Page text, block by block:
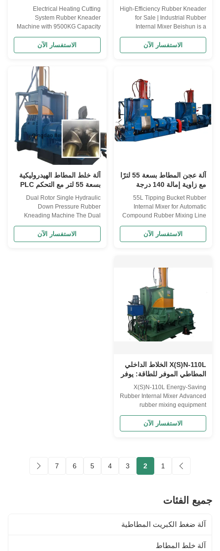
وحجم تجويف 35 لتر
High-Efficiency Rubber Kneader
for Sale | Industrial Rubber
Internal Mixer Beishun is a
advanced rubber manufacturing
machinery, providing efficient,
manufacturers worldwide. Our
heavy-duty equipment is
constructe...
الاستفسار الآن
كجم وسعة خلط 55 لترًا
Electrical Heating Cutting
System Rubber Kneader
Machine with 9500KG Capacity
Product Description The Rubber
Kneader Machine is a high-
equipment designed for efficient
rubber and plastic mixing. With
a powerful main motor power of
110KW, this Rubber ...
الاستفسار الآن
آلة عجن المطاط بسعة 55 لترًا
مع زاوية إمالة 140 درجة
وتبريد مائي لخلط المطاط
الأوتوماتيكي
55L Tipping Bucket Rubber
Internal Mixer for Automatic
Compound Rubber Mixing Line
This 55L tipping bucket rubber
internal mixer is designed for
efficient compound rubber
and reliable performance for
industrial rubber processing ...
الاستفسار الآن
آلة خلط المطاط الهيدروليكية
بسعة 55 لتر مع التحكم PLC
لمعالجة المطاط بكفاءة
Dual Rotor Single Hydraulic
Down Pressure Rubber
Kneading Machine The Dual
Rotor Single Hydraulic Pressure
Rubber Kneading Machine is an
essential industrial equipment
الاستفسار الآن
X(S)N-110L الخلاط الداخلي
المطاطي الموفر للطاقة: يوفر
العمالة، ومعدل فشل منخفض،
وتشغيل دون انقطاع.
X(S)N-110L Energy-Saving
Rubber Internal Mixer Advanced
rubber mixing equipment
failure rates, and uninterrupted
operation in industrial
What standard volume models
do you have? How to select
الاستفسار الآن
1
2
3
4
5
6
7
جميع الفئات
آلة ضغط الكبريت المطاطية
آلة خلط المطاط